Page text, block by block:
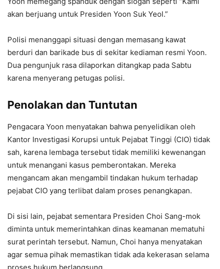
akan berjuang untuk Presiden Yoon Suk Yeol.”
Polisi menanggapi situasi dengan memasang kawat
berduri dan barikade bus di sekitar kediaman resmi Yoon.
Dua pengunjuk rasa dilaporkan ditangkap pada Sabtu
karena menyerang petugas polisi.
Penolakan dan Tuntutan
Pengacara Yoon menyatakan bahwa penyelidikan oleh
Kantor Investigasi Korupsi untuk Pejabat Tinggi (CIO) tidak
sah, karena lembaga tersebut tidak memiliki kewenangan
untuk menangani kasus pemberontakan. Mereka
mengancam akan mengambil tindakan hukum terhadap
pejabat CIO yang terlibat dalam proses penangkapan.
Di sisi lain, pejabat sementara Presiden Choi Sang-mok
diminta untuk memerintahkan dinas keamanan mematuhi
surat perintah tersebut. Namun, Choi hanya menyatakan
agar semua pihak memastikan tidak ada kekerasan selama